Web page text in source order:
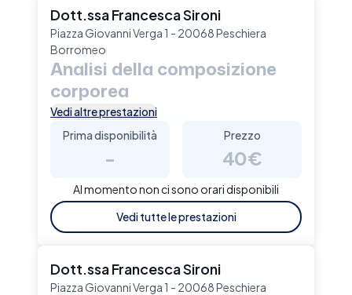
alimentazione e stili di vita Ti aiuterò a prendere
consapevolezza delle tue scelte alimentari al
fine di raggiungere uno stile di vita sano senza
dover rinunciare al gusto e ai tuoi bisogni.
Dott.ssa Francesca Sironi
Piazza Giovanni Verga 1 - 20068 Peschiera
Borromeo
Analisi della composizione
corporea
Vedi altre prestazioni
Prima disponibilità
-
Prezzo
40€
Al momento non ci sono orari disponibili
Vedi tutte le prestazioni
Dott.ssa Francesca Sironi
Piazza Giovanni Verga 1 - 20068 Peschiera